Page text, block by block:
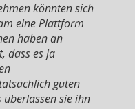
könnten sich
eine Plattform
haben an
dass es ja
guten
sie ihn